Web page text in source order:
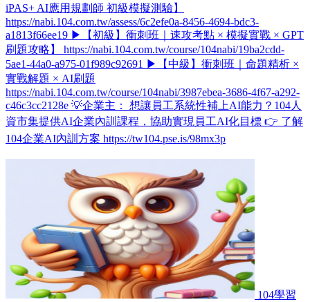
iPAS+ AI應用規劃師 初級模擬測驗】
https://nabi.104.com.tw/assess/6c2efe0a-8456-4694-bdc3-
a1813f66ee19 ▶【初級】衝刺班｜速攻考點 × 模擬實戰 × GPT
刷題攻略】 https://nabi.104.com.tw/course/104nabi/19ba2cdd-
5ae1-44a0-a975-01f989c92691 ▶【中級】衝刺班｜命題精析 ×
實戰解題 × AI刷題
https://nabi.104.com.tw/course/104nabi/3987ebea-3686-4f67-a292-
c46c3cc2128e 💡企業主： 想讓員工系統性補上AI能力？104人
資市集提供AI企業內訓課程，協助實現員工AI化目標 👉 了解
104企業AI內訓方案 https://tw104.pse.is/98mx3p
104學習